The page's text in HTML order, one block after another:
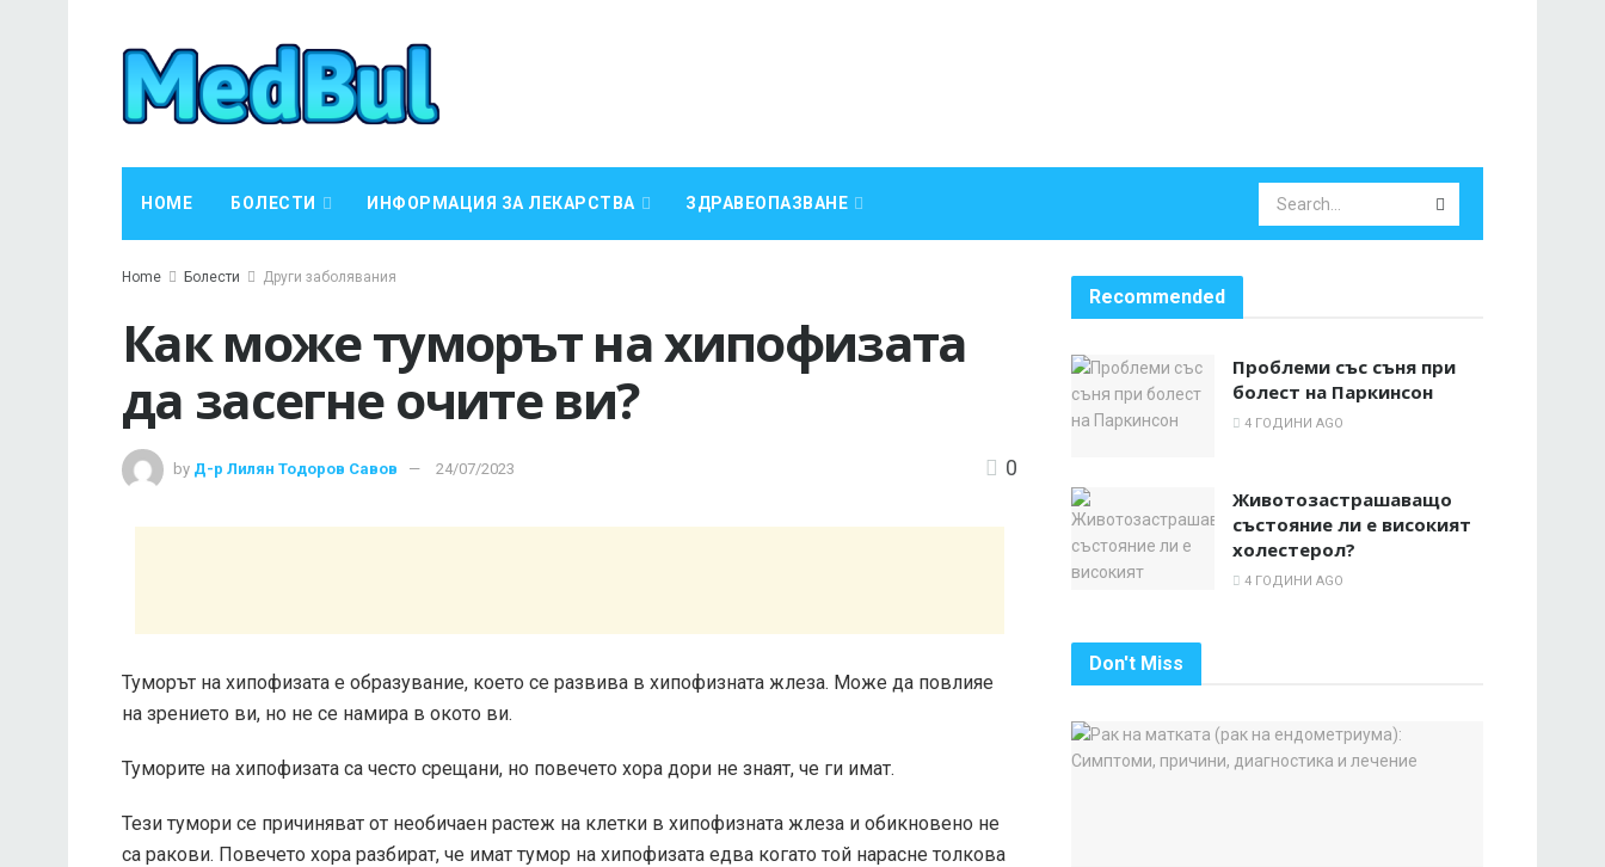
HOME БОЛЕСТИ ИНФОРМАЦИЯ ЗА ЛЕКАРСТВА ЗДРАВЕОПАЗВАНЕ
Home Болести Други заболявания
Как може туморът на хипофизата
да засегне очите ви?
by Д-р Лилян Тодоров Савов 24/07/2023 0
Туморът на хипофизата е образувание, което се развива в хипофизната жлеза. Може да повлияе
на зрението ви, но не се намира в окото ви.
Туморите на хипофизата са често срещани, но повечето хора дори не знаят, че ги имат.
Тези тумори се причиняват от необичаен растеж на клетки в хипофизната жлеза и обикновено не
са ракови. Повечето хора разбират, че имат тумор на хипофизата едва когато той нарасне толкова
Recommended
Проблеми със съня при
болест на Паркинсон
4 ГОДИНИ AGO
Животозастрашаващо
състояние ли е високият
холестерол?
4 ГОДИНИ AGO
Don't Miss